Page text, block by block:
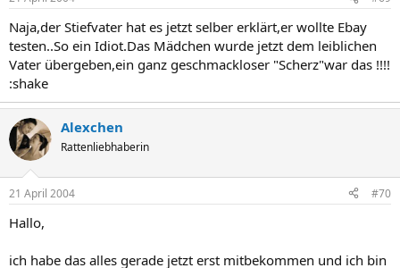
Naja,der Stiefvater hat es jetzt selber erklärt,er wollte Ebay
testen..So ein Idiot.Das Mädchen wurde jetzt dem leiblichen
Vater übergeben,ein ganz geschmackloser "Scherz"war das !!!!
:shake
Alexchen
Rattenliebhaberin
21 April 2004 #70
Hallo,
ich habe das alles gerade jetzt erst mitbekommen und ich bin